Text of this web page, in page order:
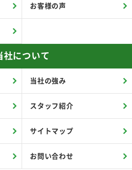
お客様の声
社について
当社の強み
スタッフ紹介
サイトマップ
お問い合わせ